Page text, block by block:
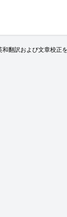
和翻訳および文章校正